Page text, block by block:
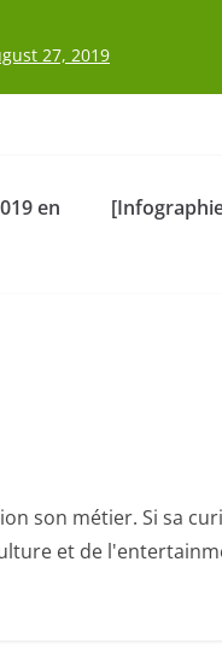
27, 2019
en
son métier. Si sa
et de